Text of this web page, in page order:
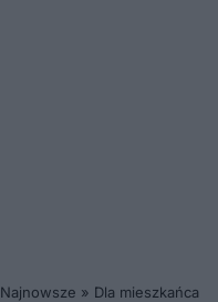
Najnowsze » Dla mieszkańca